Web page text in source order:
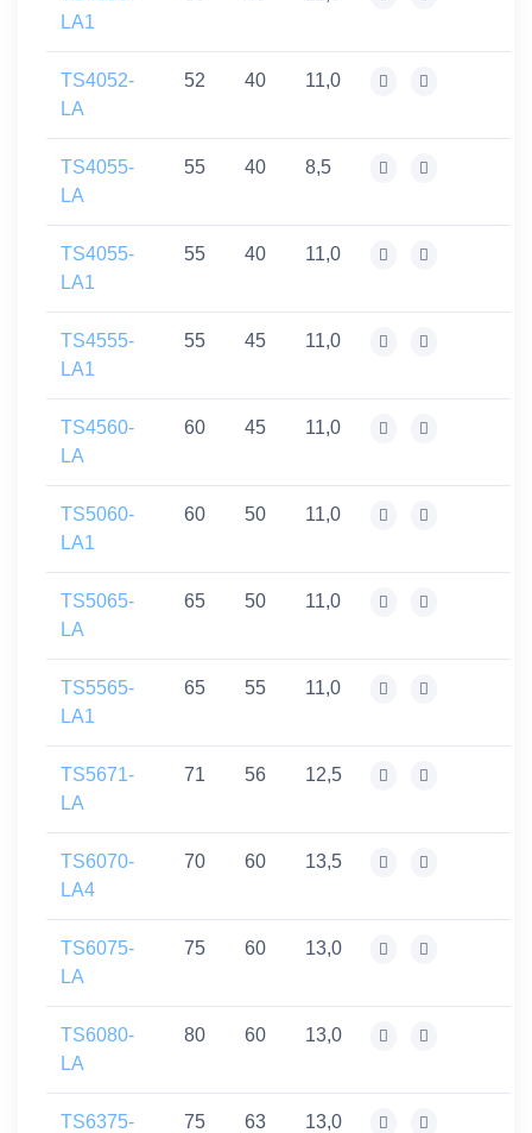
LA1
TS4052-
LA
52 40 11,0
TS4055-
LA
55 40 8,5
TS4055-
LA1
55 40 11,0
TS4555-
LA1
55 45 11,0
TS4560-
LA
60 45 11,0
TS5060-
LA1
60 50 11,0
TS5065-
LA
65 50 11,0
TS5565-
LA1
65 55 11,0
TS5671-
LA
71 56 12,5
TS6070-
LA4
70 60 13,5
TS6075-
LA
75 60 13,0
TS6080-
LA
80 60 13,0
TS6375-
75 63 13,0